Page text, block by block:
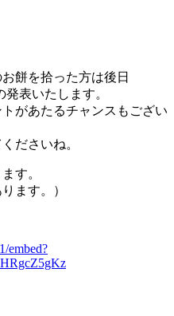
餅を拾った方は後日
表いたします。
があたるチャンスもござい
ださいね。
す。
ます。）
embed?